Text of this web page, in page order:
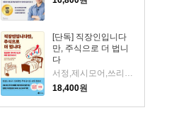
[단독] 직장인입니다
만, 주식으로 더 법니
다
서정,제시모어,쓰리쿼터 저/권오태,시그널리포트 편
18,400원